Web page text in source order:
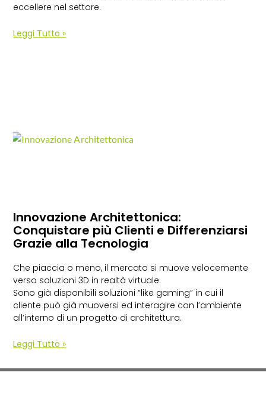
eccellere nel settore.
Leggi Tutto »
Innovazione Architettonica:
Conquistare più Clienti e Differenziarsi
Grazie alla Tecnologia
Che piaccia o meno, il mercato si muove velocemente
verso soluzioni 3D in realtà virtuale.
Sono già disponibili soluzioni “like gaming” in cui il
cliente può già muoversi ed interagire con l’ambiente
all’interno di un progetto di architettura.
Leggi Tutto »